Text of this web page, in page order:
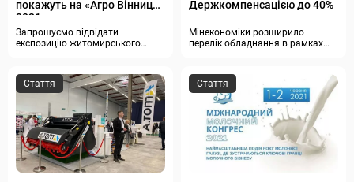
покажуть на «Агро Вінниця
2021»
Запрошуємо відвідати
експозицію житомирського
Держкомпенсацією до 40%
Мінекономіки розширило
перелік обладнання в рамках
Стаття Стаття